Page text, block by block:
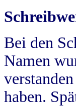
Bei den
Namen
haben.